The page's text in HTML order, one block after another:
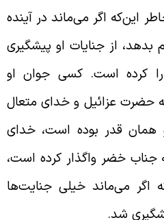
این‌که اگر می‌ماند در آینده
از جنایات او پیشگیری
کرده است. کسی جوان او
حضرت عزائیل و خدای متعال
قدر بوده است، خدای
خضر واگذار کرده است،
می‌ماند خیلی جنایت‌ها
شد.